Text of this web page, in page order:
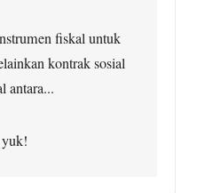
fiskal untuk
kontrak sosial
antara...